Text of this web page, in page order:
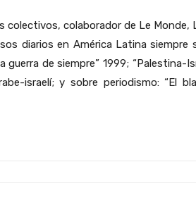
colectivos, colaborador de Le
diarios en América Latina
guerra de siempre” 1999; “Palestina-
israelí; y sobre periodismo: “El